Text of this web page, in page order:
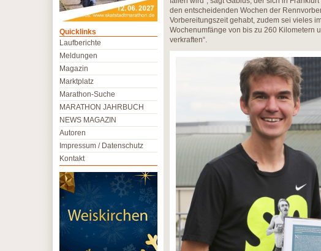
den entscheidenden Wochen der
Vorbereitungszeit gehabt, zudem sei vieles
Wochenumfänge von bis zu 260 Kilometern
verkraften“.
Quicklinks
Laufberichte
Meldungen
Magazin
Marktplatz
Marathon-Suche
MARATHON JAHRBUCH
NEWS MAGAZIN
Autoren
Impressum / Datenschutz
Kontakt